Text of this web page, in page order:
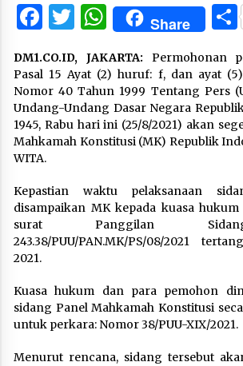
Facebook
Twitter
WhatsApp
Share
DM1.CO.ID, JAKARTA: Permohonan
Pasal 15 Ayat (2) huruf: f, dan ayat
Nomor 40 Tahun 1999 Tentang Pers
Undang-Undang Dasar Negara
1945, Rabu hari ini (25/8/2021) akan
Mahkamah Konstitusi (MK) Republik
WITA.
Kepastian waktu pelaksanaan
disampaikan MK kepada kuasa
surat Panggilan
243.38/PUU/PAN.MK/PS/08/2021
2021.
Kuasa hukum dan para pemohon
sidang Panel Mahkamah Konstitusi
untuk perkara: Nomor 38/PUU-XIX/2021.
Menurut rencana, sidang tersebut